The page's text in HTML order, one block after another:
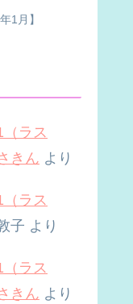
1月】
ラス
きん より
ラス
子 より
ラス
きん より